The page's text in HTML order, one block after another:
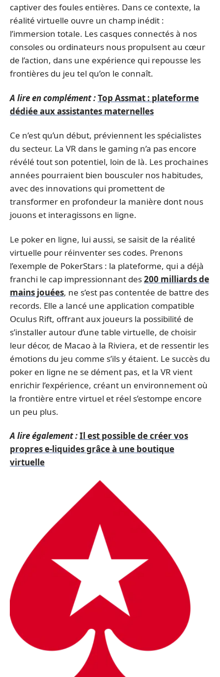
captiver des foules entières. Dans ce contexte, la
réalité virtuelle ouvre un champ inédit :
l’immersion totale. Les casques connectés à nos
consoles ou ordinateurs nous propulsent au cœur
de l’action, dans une expérience qui repousse les
frontières du jeu tel qu’on le connaît.
A lire en complément :Top Assmat : plateforme
dédiée aux assistantes maternelles
Ce n’est qu’un début, préviennent les spécialistes
du secteur. La VR dans le gaming n’a pas encore
révélé tout son potentiel, loin de là. Les prochaines
années pourraient bien bousculer nos habitudes,
avec des innovations qui promettent de
transformer en profondeur la manière dont nous
jouons et interagissons en ligne.
Le poker en ligne, lui aussi, se saisit de la réalité
virtuelle pour réinventer ses codes. Prenons
l’exemple de PokerStars : la plateforme, qui a déjà
franchi le cap impressionnant des200 milliards de
mains jouées, ne s’est pas contentée de battre des
records. Elle a lancé une application compatible
Oculus Rift, offrant aux joueurs la possibilité de
s’installer autour d’une table virtuelle, de choisir
leur décor, de Macao à la Riviera, et de ressentir les
émotions du jeu comme s’ils y étaient. Le succès du
poker en ligne ne se dément pas, et la VR vient
enrichir l’expérience, créant un environnement où
la frontière entre virtuel et réel s’estompe encore
un peu plus.
A lire également :Il est possible de créer vos
propres e-liquides grâce à une boutique
virtuelle